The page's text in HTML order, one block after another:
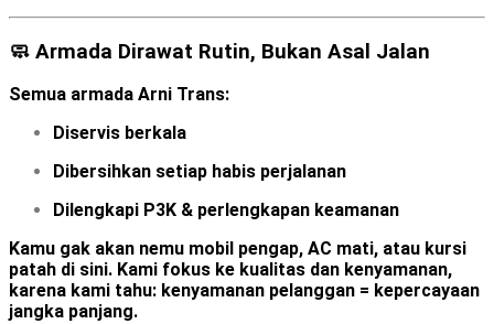
🧼 Armada Dirawat Rutin, Bukan Asal Jalan
Semua armada Arni Trans:
Diservis berkala
Dibersihkan setiap habis perjalanan
Dilengkapi P3K & perlengkapan keamanan
Kamu gak akan nemu mobil pengap, AC mati, atau kursi
patah di sini. Kami fokus ke kualitas dan kenyamanan,
karena kami tahu: kenyamanan pelanggan = kepercayaan
jangka panjang.